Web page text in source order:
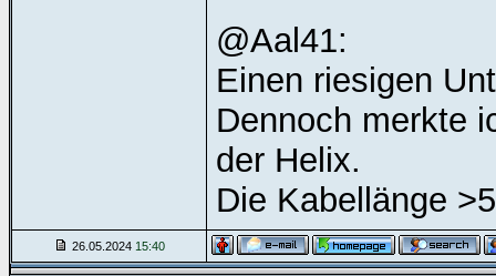
@Aal41:
Einen riesigen
Dennoch merkte
der Helix.
Die Kabellänge
26.05.2024 15:40